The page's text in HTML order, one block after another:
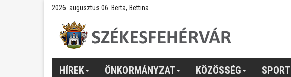
2026. augusztus 06. Berta, Bettina
HÍREK ÖNKORMÁNYZAT KÖZÖSSÉG SPORT